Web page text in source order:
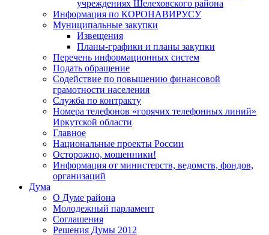
учреждениях Шелеховского района
Информация по КОРОНАВИРУСУ
Муниципальные закупки
Извещения
Планы-графики и планы закупки
Перечень информационных систем
Подать обращение
Содействие по повышению финансовой
грамотности населения
Служба по контракту
Номера телефонов «горячих телефонных линий»
Иркутской области
Главное
Национальные проекты России
Осторожно, мошенники!
Информация от министерств, ведомств, фондов,
организаций
Дума
О Думе района
Молодежный парламент
Соглашения
Решения Думы 2012